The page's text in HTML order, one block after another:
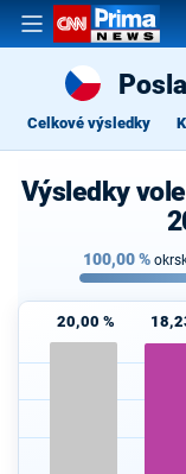
Celkové výsledky
Výsledky
100,00%
20,00 %